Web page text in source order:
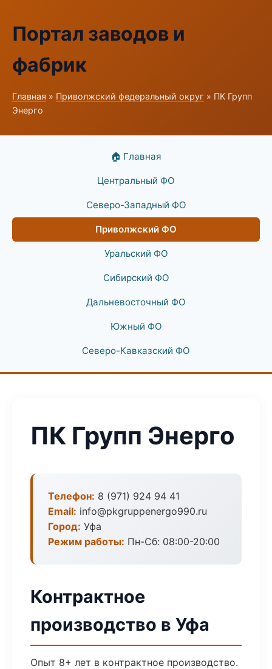
Портал заводов и
фабрик
Главная » Приволжский федеральный округ » ПК Групп
Энерго
🏠 Главная
Центральный ФО
Северо-Западный ФО
Приволжский ФО
Уральский ФО
Сибирский ФО
Дальневосточный ФО
Южный ФО
Северо-Кавказский ФО
ПК Групп Энерго
Телефон: 8 (971) 924 94 41
Email: info@pkgruppenergo990.ru
Город: Уфа
Режим работы: Пн-Сб: 08:00-20:00
Контрактное
производство в Уфа
Опыт 8+ лет в контрактное производство.